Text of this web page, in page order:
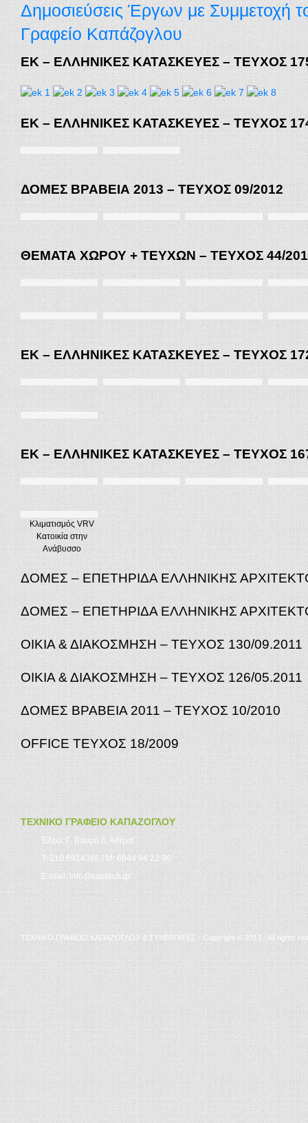
Δημοσιεύσεις Έργων με Συμμετοχή
Γραφείο Καπάζογλου
ΕΚ – ΕΛΛΗΝΙΚΕΣ ΚΑΤΑΣΚΕΥΕΣ – ΤΕΥΧΟΣ
ΕΚ – ΕΛΛΗΝΙΚΕΣ ΚΑΤΑΣΚΕΥΕΣ – ΤΕΥΧΟΣ
ΔΟΜΕΣ ΒΡΑΒΕΙΑ 2013 – ΤΕΥΧΟΣ 09/2012
ΘΕΜΑΤΑ ΧΩΡΟΥ + ΤΕΥΧΩΝ – ΤΕΥΧΟΣ 44/
ΕΚ – ΕΛΛΗΝΙΚΕΣ ΚΑΤΑΣΚΕΥΕΣ – ΤΕΥΧΟΣ
ΕΚ – ΕΛΛΗΝΙΚΕΣ ΚΑΤΑΣΚΕΥΕΣ – ΤΕΥΧΟΣ
Κλιματισμός VRV
Κατοικία στην
Ανάβυσσο
ΔΟΜΕΣ – ΕΠΕΤΗΡΙΔΑ ΕΛΛΗΝΙΚΗΣ
ΔΟΜΕΣ – ΕΠΕΤΗΡΙΔΑ ΕΛΛΗΝΙΚΗΣ
ΟΙΚΙΑ & ΔΙΑΚΟΣΜΗΣΗ – ΤΕΥΧΟΣ 130/09.2011
ΟΙΚΙΑ & ΔΙΑΚΟΣΜΗΣΗ – ΤΕΥΧΟΣ 126/05.2011
ΔΟΜΕΣ ΒΡΑΒΕΙΑ 2011 – ΤΕΥΧΟΣ 10/2010
OFFICE ΤΕΥΧΟΣ 18/2009
ΤΕΧΝΙΚΟ ΓΡΑΦΕΙΟ ΚΑΠΑΖΟΓΛΟΥ
Έδρα: Γ. Βουρή 6, Αθήνα
Τ: 210 6914386 / Μ: 6944 94 22 96
E-mail: info@kaptech.gr
ΤΕΧΝΙΚΟ ΓΡΑΦΕΙΟ ΚΑΠΑΖΟΓΛΟΥ & ΣΥΝΕΡΓΑΤΕΣ - Copyright © 2013 - All rights